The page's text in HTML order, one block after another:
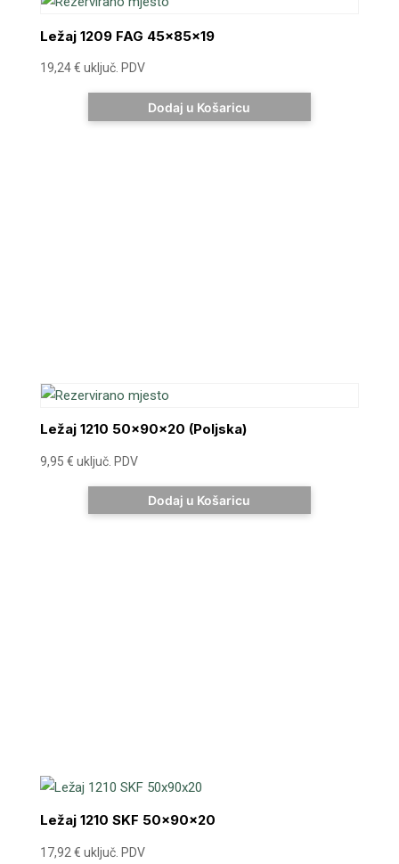
Ležaj 1209 FAG 45x85x19
19,24€ uključ. PDV
Dodaj u Košaricu
Ležaj 1210 50x90x20 (Poljska)
9,95 € uključ. PDV
Dodaj u Košaricu
Ležaj 1210 SKF 50x90x20
17,92 € uključ. PDV